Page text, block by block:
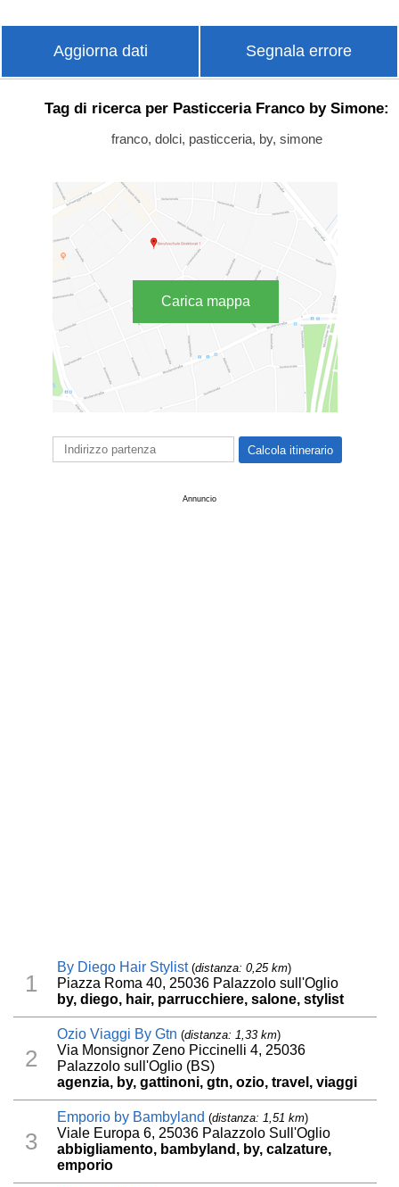
Aggiorna dati Segnala errore
Tag di ricerca per Pasticceria Franco by Simone:
franco, dolci, pasticceria, by, simone
Carica mappa
Annuncio
1
By Diego Hair Stylist(distanza: 0,25 km)
Piazza Roma 40, 25036 Palazzolo sull'Oglio
by, diego, hair, parrucchiere, salone, stylist
2
Ozio Viaggi By Gtn (distanza: 1,33 km)
Via Monsignor Zeno Piccinelli 4, 25036
Palazzolo sull'Oglio (BS)
agenzia, by, gattinoni, gtn, ozio, travel, viaggi
3
Emporio by Bambyland (distanza: 1,51 km)
Viale Europa 6, 25036 Palazzolo Sull'Oglio
abbigliamento, bambyland, by, calzature,
emporio